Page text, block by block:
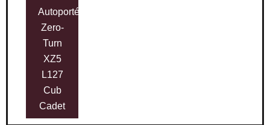
Autoportée
Zero-
Turn
XZ5
L127
Cub
Cadet